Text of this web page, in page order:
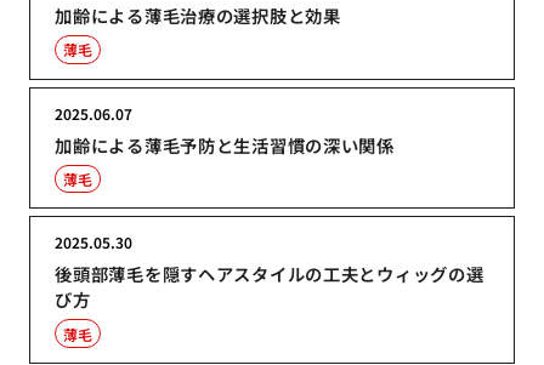
加齢による薄毛治療の選択肢と効果
薄毛
加齢による薄毛予防と生活習慣の深い関係
2025.06.07
薄毛
後頭部薄毛を隠すヘアスタイルの工夫とウィッグの選
び方
2025.05.30
薄毛